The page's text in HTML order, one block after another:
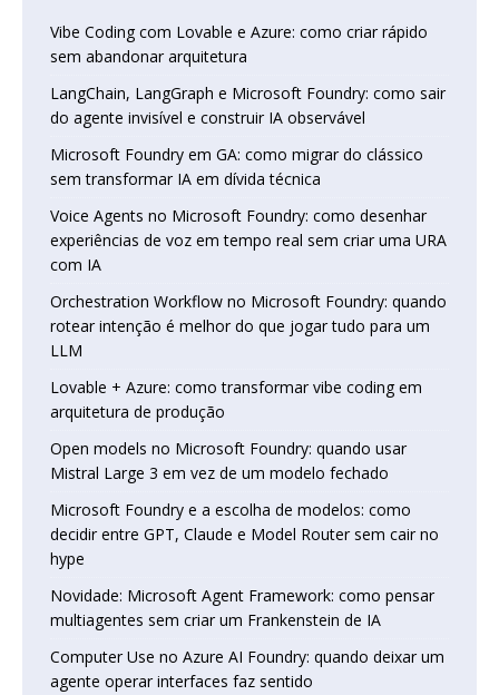
Vibe Coding com Lovable e Azure: como criar rápido
sem abandonar arquitetura
LangChain, LangGraph e Microsoft Foundry: como sair
do agente invisível e construir IA observável
Microsoft Foundry em GA: como migrar do clássico
sem transformar IA em dívida técnica
Voice Agents no Microsoft Foundry: como desenhar
experiências de voz em tempo real sem criar uma URA
com IA
Orchestration Workflow no Microsoft Foundry: quando
rotear intenção é melhor do que jogar tudo para um
LLM
Lovable + Azure: como transformar vibe coding em
arquitetura de produção
Open models no Microsoft Foundry: quando usar
Mistral Large 3 em vez de um modelo fechado
Microsoft Foundry e a escolha de modelos: como
decidir entre GPT, Claude e Model Router sem cair no
hype
Novidade: Microsoft Agent Framework: como pensar
multiagentes sem criar um Frankenstein de IA
Computer Use no Azure AI Foundry: quando deixar um
agente operar interfaces faz sentido